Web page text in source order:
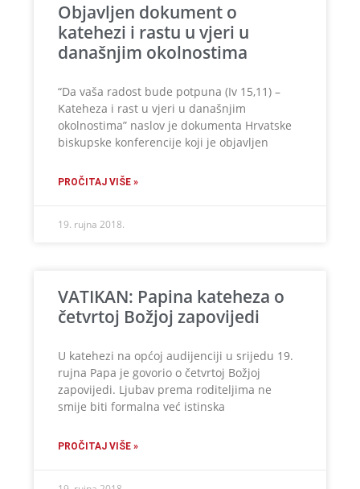
Objavljen dokument o
katehezi i rastu u vjeri u
današnjim okolnostima
“Da vaša radost bude potpuna (Iv 15,11) –
Kateheza i rast u vjeri u današnjim
okolnostima” naslov je dokumenta Hrvatske
biskupske konferencije koji je objavljen
PROČITAJ VIŠE »
19. rujna 2018.
VATIKAN: Papina kateheza o
četvrtoj Božjoj zapovijedi
U katehezi na općoj audijenciji u srijedu 19.
rujna Papa je govorio o četvrtoj Božjoj
zapovijedi. Ljubav prema roditeljima ne
smije biti formalna već istinska
PROČITAJ VIŠE »